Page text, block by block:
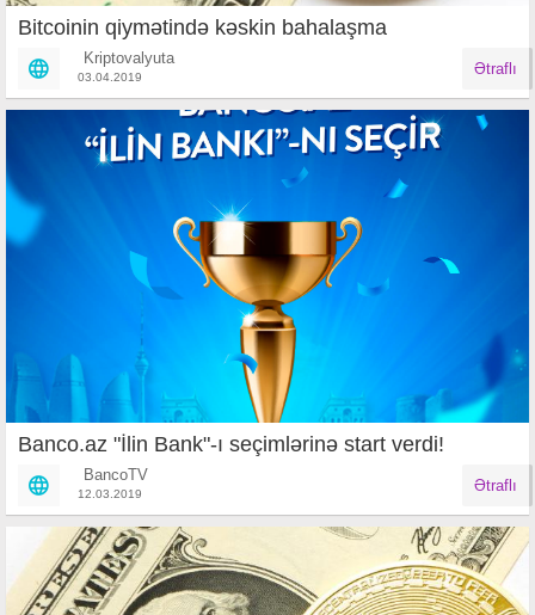
Bitcoinin qiymətində kəskin bahalaşma
Kriptovalyuta
03.04.2019 Ətraflı
Banco.az "İlin Bank"-ı seçimlərinə start verdi!
BancoTV
12.03.2019 Ətraflı